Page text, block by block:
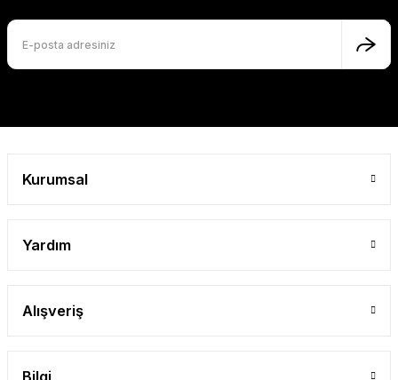
Kurumsal
Yardım
Alışveriş
Bilgi